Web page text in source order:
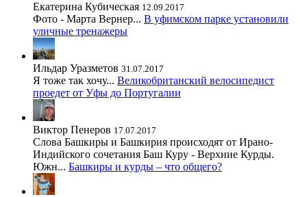
Екатерина Кубическая 12.09.2017
Фото - Марта Вернер... В уфимском парке установили
уличные тренажеры
Ильдар Уразметов 31.07.2017
Я тоже так хочу... Великобританский велосипедист
проедет от Уфы до Португалии
Виктор Пенеров 17.07.2017
Слова Башкиры и Башкирия происходят от Ирано-
Индийского сочетания Баш Куру - Верхние Курды.
Южн... Башкиры и курды – что общего?